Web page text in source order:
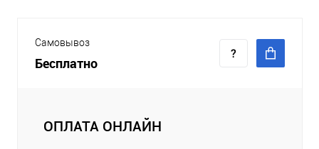
Самовывоз
Бесплатно
ОПЛАТА ОНЛАЙН